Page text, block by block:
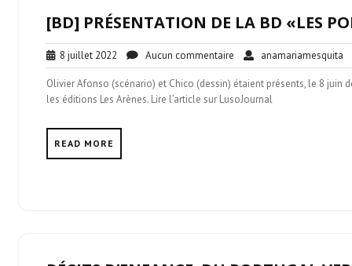
[BD] PRÉSENTATION DE LA BD «LES
8 juillet 2022
juillet
2022
Aucun commentaire Aucun
commentaire
anamariamesquita
Olivier Afonso (scénario) et Chico (dessin) étaient présents, le 8 juin
les éditions Les Arènes. Lire l’article sur LusoJournal
READ MORE